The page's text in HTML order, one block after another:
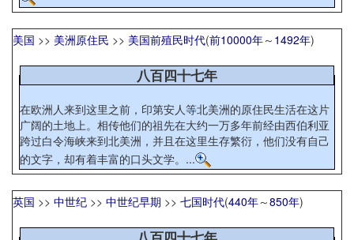
美国 >> 美洲原住民 >> 美国前殖民时代(前10000年～ 1492年)
八百四十七年
在欧洲人来到这里之前，印第安人等北美洲的原住民生活在这片
广阔的土地上。相传他们的祖先在大约一万多年前经由西伯利亚
跨过白令海峡来到北美洲，并且在这里生存繁衍，他们没有自己
的文字，却有着丰富的口头文学。...
英国 >> 中世纪 >> 中世纪早期 >> 七国时代(440年～850年)